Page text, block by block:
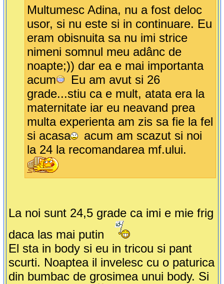
Multumesc Adina, nu a fost deloc
usor, si nu este si in continuare. Eu
eram obisnuita sa nu imi strice
nimeni somnul meu adânc de
noapte;)) dar ea e mai importanta
acum
Eu am avut si 26
grade...stiu ca e mult, atata era la
maternitate iar eu neavand prea
multa experienta am zis sa fie la fel
si acasa
acum am scazut si noi
la 24 la recomandarea mf.ului.
La noi sunt 24,5 grade ca imi e mie frig
daca las mai putin
El sta in body si eu in tricou si pant
scurti. Noaptea il invelesc cu o paturica
din bumbac de grosimea unui body. Si